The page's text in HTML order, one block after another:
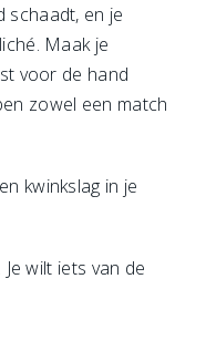
schaadt, en je
Maak je
voor de hand
zowel een match
kwinkslag in je
wilt iets van de